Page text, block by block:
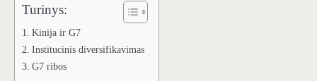
Turinys:
Kinija ir G7
Institucinis diversifikavimas
G7 ribos